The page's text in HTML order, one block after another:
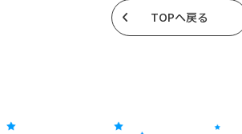
TOPへ戻る